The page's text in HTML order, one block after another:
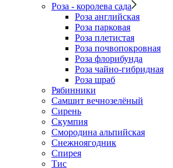
Роза - королева сада
Роза английская
Роза парковая
Роза плетистая
Роза почвопокровная
Роза флорибунда
Роза чайно-гибридная
Роза шраб
Рябинники
Самшит вечнозелёный
Сирень
Скумпия
Смородина альпийская
Снежноягодник
Спирея
Тис